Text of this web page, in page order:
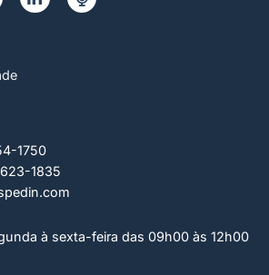
1750
1835
à sexta-feira das 09h00 às 12h00